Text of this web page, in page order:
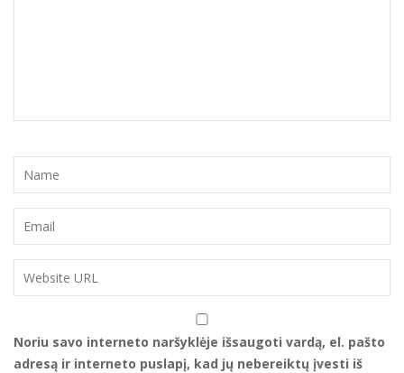
Noriu savo interneto naršyklėje išsaugoti vardą, el. pašto
adresą ir interneto puslapį, kad jų nebereiktų įvesti iš